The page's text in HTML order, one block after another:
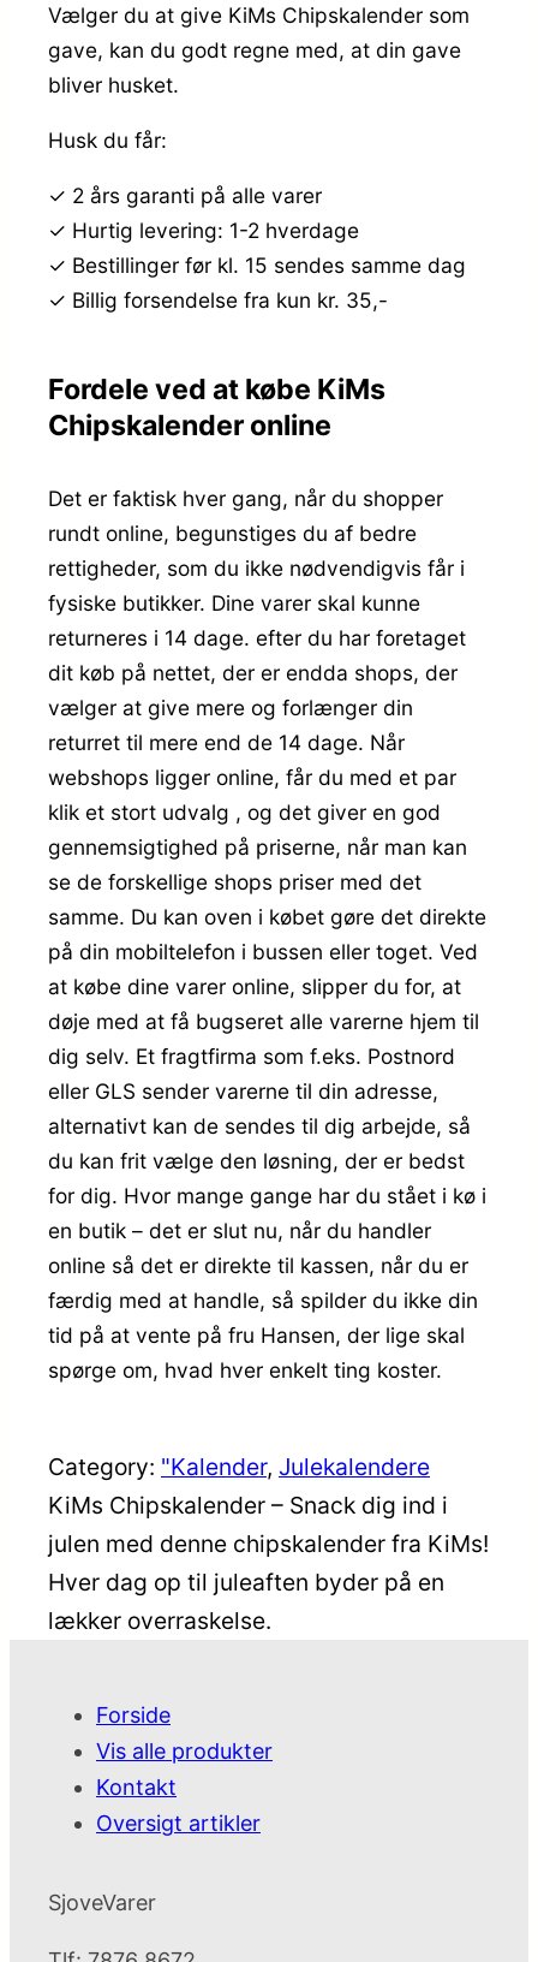
Vælger du at give KiMs Chipskalender som
gave, kan du godt regne med, at din gave
bliver husket.
Husk du får:
✓ 2 års garanti på alle varer
✓ Hurtig levering: 1-2 hverdage
✓ Bestillinger før kl. 15 sendes samme dag
✓ Billig forsendelse fra kun kr. 35,-
Fordele ved at købe KiMs
Chipskalender online
Det er faktisk hver gang, når du shopper
rundt online, begunstiges du af bedre
rettigheder, som du ikke nødvendigvis får i
fysiske butikker. Dine varer skal kunne
returneres i 14 dage. efter du har foretaget
dit køb på nettet, der er endda shops, der
vælger at give mere og forlænger din
returret til mere end de 14 dage. Når
webshops ligger online, får du med et par
klik et stort udvalg , og det giver en god
gennemsigtighed på priserne, når man kan
se de forskellige shops priser med det
samme. Du kan oven i købet gøre det direkte
på din mobiltelefon i bussen eller toget. Ved
at købe dine varer online, slipper du for, at
døje med at få bugseret alle varerne hjem til
dig selv. Et fragtfirma som f.eks. Postnord
eller GLS sender varerne til din adresse,
alternativt kan de sendes til dig arbejde, så
du kan frit vælge den løsning, der er bedst
for dig. Hvor mange gange har du stået i kø i
en butik – det er slut nu, når du handler
online så det er direkte til kassen, når du er
færdig med at handle, så spilder du ikke din
tid på at vente på fru Hansen, der lige skal
spørge om, hvad hver enkelt ting koster.
Category: "Kalender, Julekalendere
KiMs Chipskalender – Snack dig ind i
julen med denne chipskalender fra KiMs!
Hver dag op til juleaften byder på en
lækker overraskelse.
Forside
Vis alle produkter
Kontakt
Oversigt artikler
SjoveVarer